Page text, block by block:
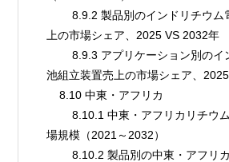
        8.9.2 製品別のインドリチウム電池組立装置売
上の市場シェア、2025 VS 2032年
        8.9.3 アプリケーション別のインドリチウム電
池組立装置売上の市場シェア、
    8.10 中東・アフリカ
        8.10.1 中東・アフリカリチウム電池組立装置市
場規模（2021～2032）
        8.10.2 製品別の中東・アフリカのリチウム電池